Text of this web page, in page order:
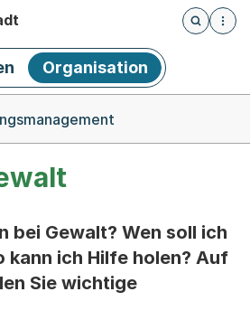
Öffnet
Organisation
bei Gewalt? Wen soll ich
kann ich Hilfe holen? Auf
Sie wichtige